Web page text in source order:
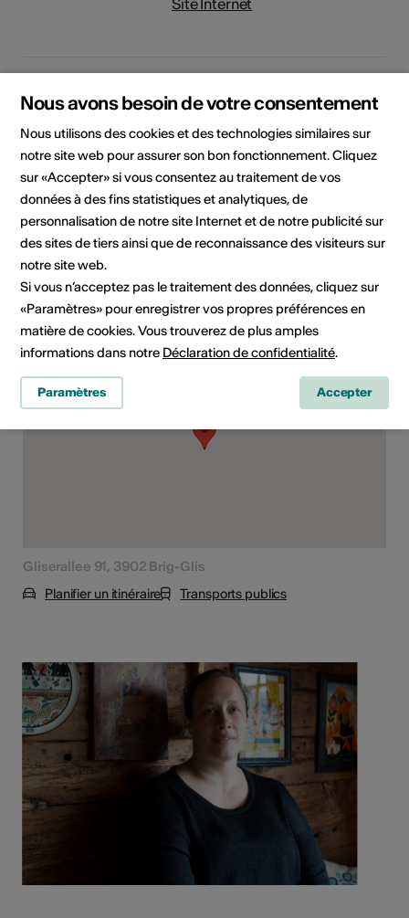
culturelles
Autre
Public cible
artistes, acteurs culturels,
collaborateurs, responsables
d'une institution, responsables
de politique culturelle, toute
personne intéressée
Lieu de la formation
Gliserallee 91, 3902 Brig-Glis
Planifier un itinéraire
Transports publics
Nous avons besoin de votre consentement
Nous utilisons des cookies et des technologies similaires sur
notre site web pour assurer son bon fonctionnement. Cliquez
sur «Accepter» si vous consentez au traitement de vos
données à des fins statistiques et analytiques, de
personnalisation de notre site Internet et de notre publicité sur
des sites de tiers ainsi que de reconnaissance des visiteurs sur
notre site web.
Si vous n’acceptez pas le traitement des données, cliquez sur
«Paramètres» pour enregistrer vos propres préférences en
matière de cookies. Vous trouverez de plus amples
informations dans notre Déclaration de confidentialité.
Paramètres Accepter